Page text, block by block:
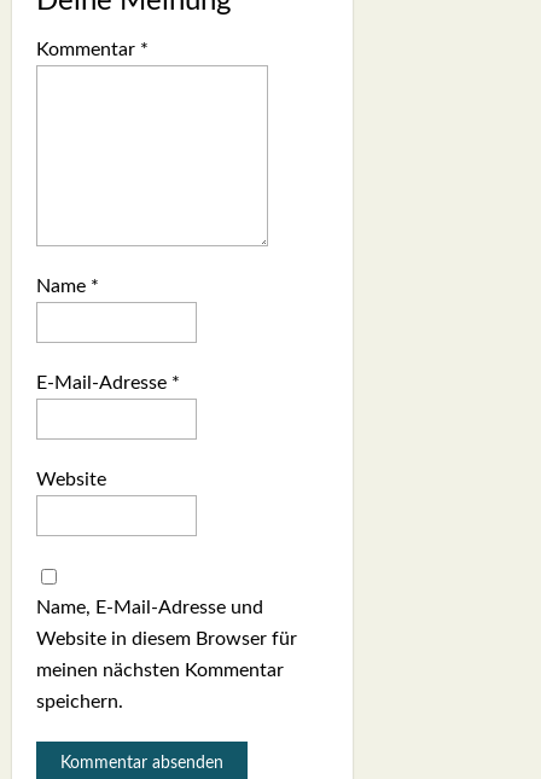
Kommentar *
Name *
E-Mail-Adresse *
Website
Name, E-Mail-Adresse und
Website in diesem Browser für
meinen nächsten Kommentar
speichern.